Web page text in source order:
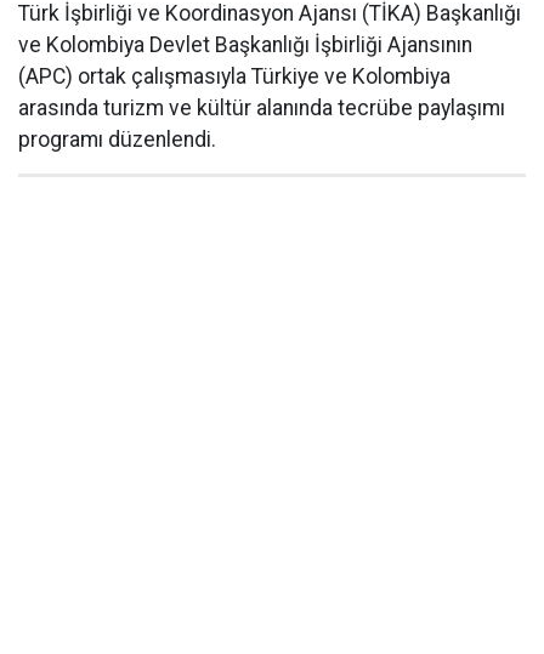
Türk İşbirliği ve Koordinasyon Ajansı (TİKA) Başkanlığı
ve Kolombiya Devlet Başkanlığı İşbirliği Ajansının
(APC) ortak çalışmasıyla Türkiye ve Kolombiya
arasında turizm ve kültür alanında tecrübe paylaşımı
programı düzenlendi.